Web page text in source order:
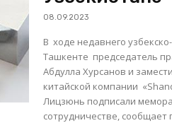
08.09.2023
В ходе недавнего
Ташкенте председатель
Абдулла Хурсанов и
китайской компании
Лицзюнь подписали
сотрудничестве, сообщает